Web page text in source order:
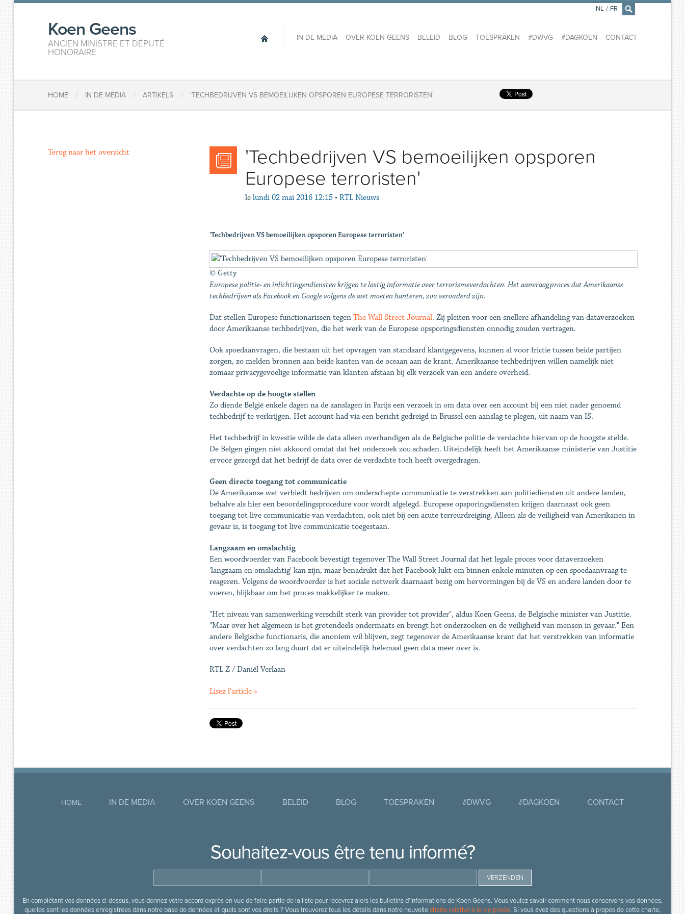
×
Koen Geens
ANCIEN MINISTRE ET DÉPUTÉ
HONORAIRE
IN DE MEDIA OVER KOEN GEENS BELEID BLOG TOESPRAKEN #DWVG #DAGKOEN CONTACT
NL / FR
HOME / IN DE MEDIA / ARTIKELS / 'TECHBEDRIJVEN VS BEMOEILIJKEN OPSPOREN EUROPESE TERRORISTEN'
'Techbedrijven VS bemoeilijken opsporen
Europese terroristen'
le lundi 02 mai 2016 12:15 • RTL Nieuws
'Techbedrijven VS bemoeilijken opsporen Europese terroristen'
© Getty
Europese politie- en inlichtingendiensten krijgen te lastig informatie over terrorismeverdachten. Het aanvraagproces dat Amerikaanse
techbedrijven als Facebook en Google volgens de wet moeten hanteren, zou verouderd zijn.
Dat stellen Europese functionarissen tegen The Wall Street Journal. Zij pleiten voor een snellere afhandeling van dataverzoeken
door Amerikaanse techbedrijven, die het werk van de Europese opsporingsdiensten onnodig zouden vertragen.
Ook spoedaanvragen, die bestaan uit het opvragen van standaard klantgegevens, kunnen al voor frictie tussen beide partijen
zorgen, zo melden bronnen aan beide kanten van de oceaan aan de krant. Amerikaanse techbedrijven willen namelijk niet
zomaar privacygevoelige informatie van klanten afstaan bij elk verzoek van een andere overheid.
Verdachte op de hoogte stellen
Zo diende België enkele dagen na de aanslagen in Parijs een verzoek in om data over een account bij een niet nader genoemd
techbedrijf te verkrijgen. Het account had via een bericht gedreigd in Brussel een aanslag te plegen, uit naam van IS.
Het techbedrijf in kwestie wilde de data alleen overhandigen als de Belgische politie de verdachte hiervan op de hoogste stelde.
De Belgen gingen niet akkoord omdat dat het onderzoek zou schaden. Uiteindelijk heeft het Amerikaanse ministerie van Justitie
ervoor gezorgd dat het bedrijf de data over de verdachte toch heeft overgedragen.
Geen directe toegang tot communicatie
De Amerikaanse wet verbiedt bedrijven om onderschepte communicatie te verstrekken aan politiediensten uit andere landen,
behalve als hier een beoordelingsprocedure voor wordt afgelegd. Europese opsporingsdiensten krijgen daarnaast ook geen
toegang tot live communicatie van verdachten, ook niet bij een acute terreurdreiging. Alleen als de veiligheid van Amerikanen in
gevaar is, is toegang tot live communicatie toegestaan.
Langzaam en omslachtig
Een woordvoerder van Facebook bevestigt tegenover The Wall Street Journal dat het legale proces voor dataverzoeken
'langzaam en omslachtig' kan zijn, maar benadrukt dat het Facebook lukt om binnen enkele minuten op een spoedaanvraag te
reageren. Volgens de woordvoerder is het sociale netwerk daarnaast bezig om hervormingen bij de VS en andere landen door te
voeren, blijkbaar om het proces makkelijker te maken.
"Het niveau van samenwerking verschilt sterk van provider tot provider", aldus Koen Geens, de Belgische minister van Justitie.
"Maar over het algemeen is het grotendeels ondermaats en brengt het onderzoeken en de veiligheid van mensen in gevaar." Een
andere Belgische functionaris, die anoniem wil blijven, zegt tegenover de Amerikaanse krant dat het verstrekken van informatie
over verdachten zo lang duurt dat er uiteindelijk helemaal geen data meer over is.
RTL Z / Daniël Verlaan
Lisez l'article »
Terug naar het overzicht
HOME IN DE MEDIA OVER KOEN GEENS BELEID BLOG TOESPRAKEN #DWVG #DAGKOEN CONTACT
Souhaitez-vous être tenu informé?
En complétant vos données ci-dessus, vous donnez votre accord exprès en vue de faire partie de la liste pour recevrez alors les bulletins d’informations de Koen Geens. Vous voulez savoir comment nous conservons vos données,
quelles sont les données enregistrées dans notre base de données et quels sont vos droits ? Vous trouverez tous les détails dans notre nouvellecharte relative à la vie privée. Si vous avez des questions à propos de cette charte,